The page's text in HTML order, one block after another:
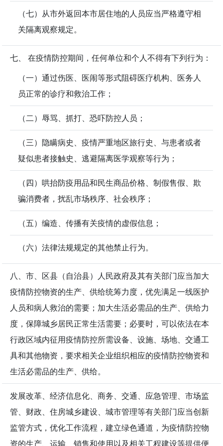
（七）从市外返回本市居住地的人员应当严格遵守相
关隔离观察规定。
七、 在疫情防控期间，任何单位和个人不得有下列行为：
（一）通过伤医、医闹等形式阻碍医疗机构、医务人
员正常的诊疗和救治工作；
（二）辱骂、抓打、恐吓防控人员；
（三）隐瞒病史、疫情严重地区旅行史、与患者或者
疑似患者接触史、逃避隔离医学观察等行为；
（四）哄抬防疫用品和民生商品价格、制假售假、欺
骗消费者，扰乱市场秩序、社会秩序；
（五）编造、传播有关疫情的虚假信息；
（六）法律法规规定的其他禁止行为。
八、市、区县（自治县）人民政府及其有关部门应当加大
疫情防控物资的生产、供给统筹力度，优先满足一线医护
人员和病人救治的需要；加大生活必需品的生产、供给力
度，保障城乡居民正常生活需要；必要时，可以依法在本
行政区域内征用疫情防控所需设备、设施、场地、交通工
具和其他物资，要求相关企业组织相应的疫情防控物资和
生活必需品的生产、供给。
发展改革、经济信息化、商务、交通、应急管理、市场监
管、财政、住房城乡建设、城市管理等有关部门应当创新
监管方式，优化工作流程，建立绿色通道，为疫情防控物
资的生产、运输、销售和使用以及相关工程建设等提供便